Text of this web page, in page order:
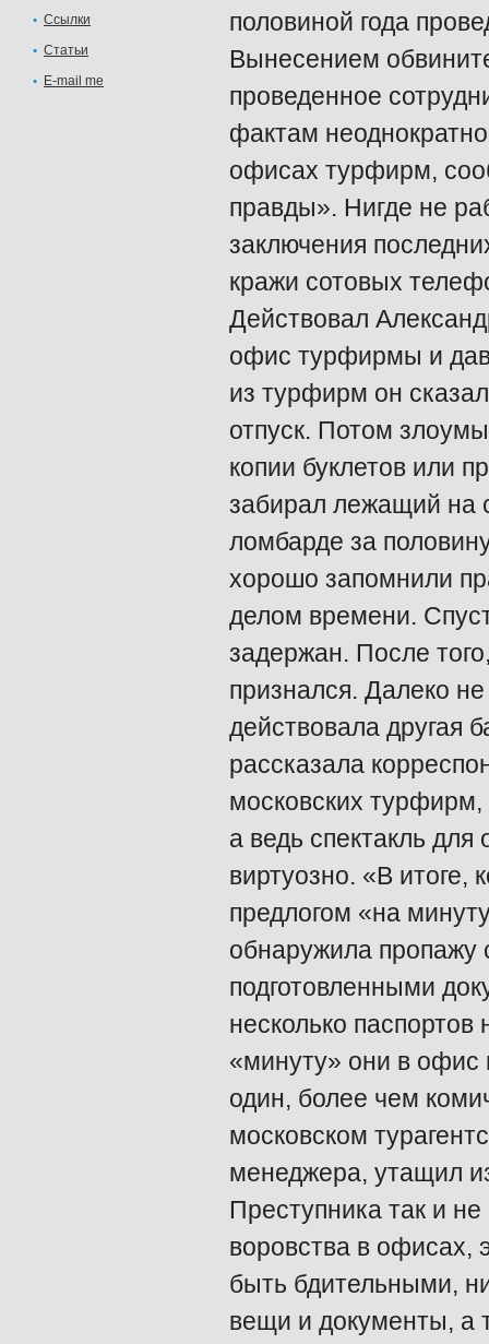
Ссылки
Статьи
E-mail me
половиной года
Вынесением
проведенное
фактам
офисах турфирм,
правды». Нигде не
заключения
кражи сотовых
Действовал
офис турфирмы и
из турфирм он
отпуск. Потом
копии буклетов или
забирал лежащий на
ломбарде за
хорошо запомнили
делом времени.
задержан. После
признался. Далеко
действовала другая
рассказала
московских
а ведь спектакль
виртуозно. «В итоге,
предлогом «на
обнаружила пропажу
подготовленными
несколько
«минуту» они в
один, более чем
московском
менеджера, утащил
Преступника так и
воровства в офисах,
быть бдительными,
вещи и документы, а